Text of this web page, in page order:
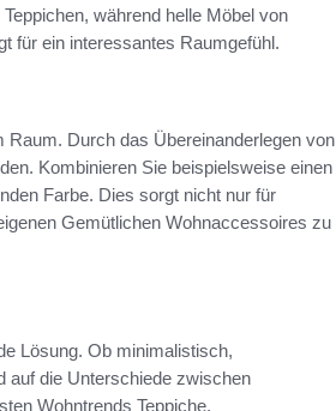
während helle Möbel von
für ein interessantes Raumgefühl.
Raum. Durch das Übereinanderlegen von
Kombinieren Sie beispielsweise einen
Farbe. Dies sorgt nicht nur für
Gemütlichen Wohnaccessoires zu
Lösung. Ob minimalistisch,
auf die Unterschiede zwischen
Wohntrends Teppiche.